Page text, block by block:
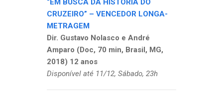
“EM BUSCA DA HISTÓRIA DO
CRUZEIRO” – VENCEDOR LONGA-
METRAGEM
Dir. Gustavo Nolasco e André
Amparo (Doc, 70 min, Brasil, MG,
2018) 12 anos
Disponível até 11/12, Sábado, 23h